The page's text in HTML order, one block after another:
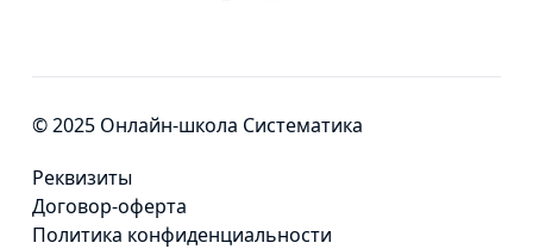
© 2025 Онлайн-школа Систематика
Реквизиты
Договор-оферта
Политика конфиденциальности